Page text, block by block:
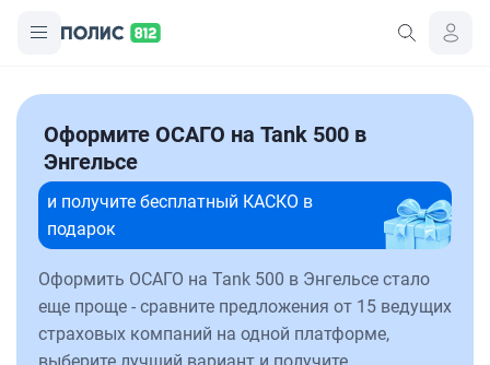
Оформите ОСАГО на Tank 500 в
Энгельсе
и получите бесплатный КАСКО в
подарок
Оформить ОСАГО на Tank 500 в Энгельсе стало
еще проще - сравните предложения от 15 ведущих
страховых компаний на одной платформе,